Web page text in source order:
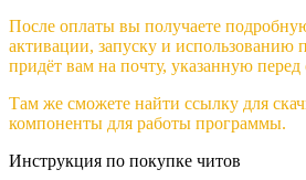
После оплаты вы получаете
активации, запуску и использованию
придёт вам на почту, указанную перед
Там же сможете найти ссылку для
компоненты для работы программы.
Инструкция по покупке читов